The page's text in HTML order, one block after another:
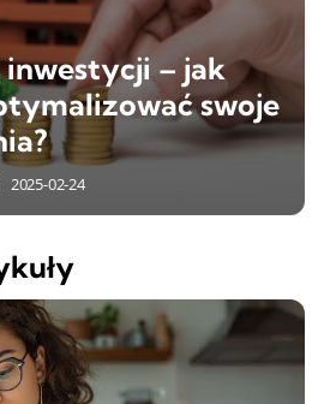
– jak
swoje
2025-02-24